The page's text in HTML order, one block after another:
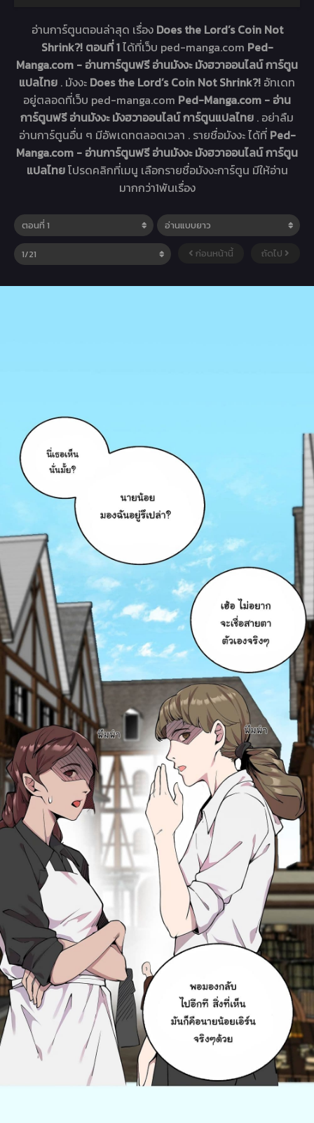
อ่านการ์ตูนตอนล่าสุด เรื่อง Does the Lord’s Coin Not
Shrink?! ตอนที่ 1ได้ที่เว็บ ped-manga.com Ped-
Manga.com - อ่านการ์ตูนฟรี อ่านมังงะ มังฮวาออนไลน์ การ์ตูน
แปลไทย . มังงะ Does the Lord’s Coin Not Shrink?! อัทเดท
อยู่ตลอดที่เว็บ ped-manga.com Ped-Manga.com - อ่าน
การ์ตูนฟรี อ่านมังงะ มังฮวาออนไลน์ การ์ตูนแปลไทย . อย่าลืม
อ่านการ์ตูนอื่น ๆ มีอัพเดทตลอดเวลา . รายชื่อมังงะ ได้ที่ Ped-
Manga.com - อ่านการ์ตูนฟรี อ่านมังงะ มังฮวาออนไลน์ การ์ตูน
แปลไทยโปรดคลิกที่เมนู เลือกรายชื่อมังงะการ์ตูน มีให้อ่าน
มากกว่า1พันเรื่อง
ก่อนหน้านี้ ถัดไป